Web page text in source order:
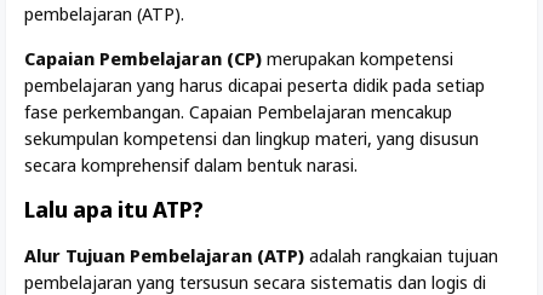
pembelajaran (ATP).
Capaian Pembelajaran (CP) merupakan kompetensi
pembelajaran yang harus dicapai peserta didik pada setiap
fase perkembangan. Capaian Pembelajaran mencakup
sekumpulan kompetensi dan lingkup materi, yang disusun
secara komprehensif dalam bentuk narasi.
Lalu apa itu ATP?
Alur Tujuan Pembelajaran (ATP) adalah rangkaian tujuan
pembelajaran yang tersusun secara sistematis dan logis di